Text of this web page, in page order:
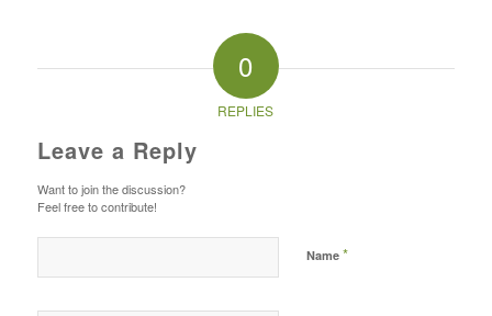
0
REPLIES
Leave a Reply
Want to join the discussion?
Feel free to contribute!
Name *